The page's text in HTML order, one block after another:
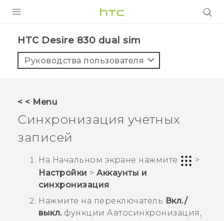
5G
VIVERSE
ПОДДЕРЖКА
HTC Desire 830 dual sim‎
Руководства пользователя
< < Menu
Синхронизация учетных
записей
На Начальном экране нажмите
>
Настройки > Аккаунты и
синхронизация
Нажмите на переключатель Вкл./
выкл.функции Автосинхронизация